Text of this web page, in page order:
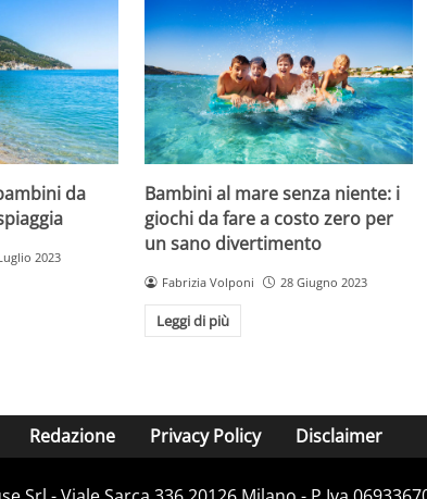
da
2023
Bambini al mare senza niente: i
giochi da fare a costo zero per
un sano divertimento
Fabrizia Volponi 28 Giugno 2023
Leggi di più
Redazione Privacy Policy Disclaimer